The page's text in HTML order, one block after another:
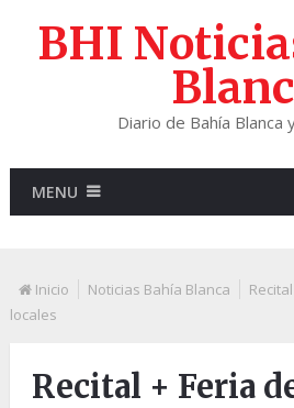
BHI
Diario de Bahía Blanca
MENU
Inicio Noticias Bahía Blanca
locales
Recital + Feria